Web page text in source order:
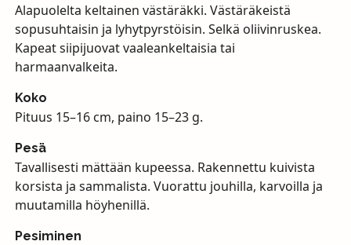
Alapuolelta keltainen västäräkki. Västäräkeistä
sopusuhtaisin ja lyhytpyrstöisin. Selkä oliivinruskea.
Kapeat siipijuovat vaaleankeltaisia tai
harmaanvalkeita.
Koko
Pituus 15–16 cm, paino 15–23 g.
Pesä
Tavallisesti mättään kupeessa. Rakennettu kuivista
korsista ja sammalista. Vuorattu jouhilla, karvoilla ja
muutamilla höyhenillä.
Pesiminen